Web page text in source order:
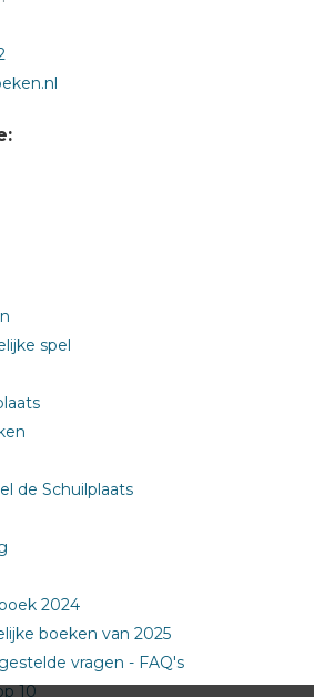
spel
de Schuilplaats
2024
boeken van 2025
vragen - FAQ's
10